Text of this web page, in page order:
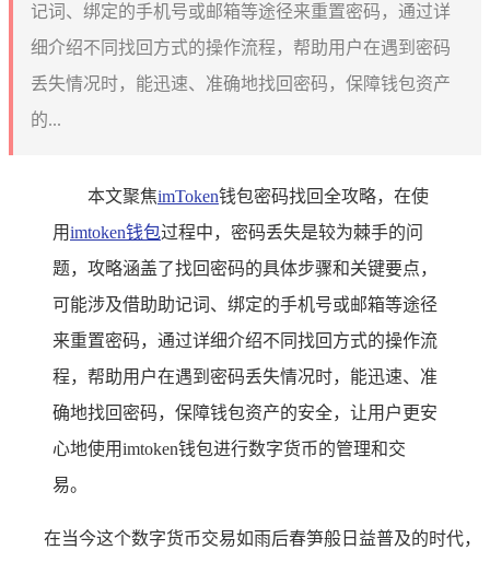
记词、绑定的手机号或邮箱等途径来重置密码，通过详
细介绍不同找回方式的操作流程，帮助用户在遇到密码
丢失情况时，能迅速、准确地找回密码，保障钱包资产
的...
本文聚焦imToken钱包密码找回全攻略，在使
用imtoken钱包过程中，密码丢失是较为棘手的问
题，攻略涵盖了找回密码的具体步骤和关键要点，
可能涉及借助助记词、绑定的手机号或邮箱等途径
来重置密码，通过详细介绍不同找回方式的操作流
程，帮助用户在遇到密码丢失情况时，能迅速、准
确地找回密码，保障钱包资产的安全，让用户更安
心地使用imtoken钱包进行数字货币的管理和交
易。
在当今这个数字货币交易如雨后春笋般日益普及的时代，